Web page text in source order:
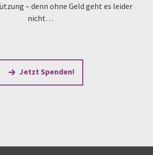
– denn ohne Geld geht es leider
nicht…
Jetzt Spenden!